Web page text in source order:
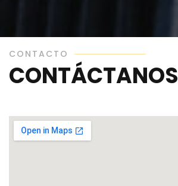
CONTACTO
CONTÁCTANOS